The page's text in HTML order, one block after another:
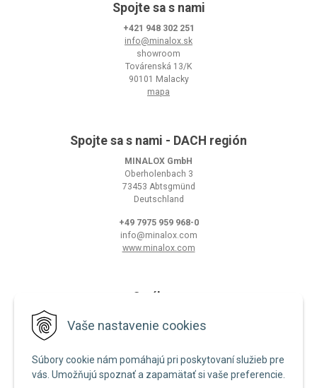
Vaše nastavenie cookies
Súbory cookie nám pomáhajú pri poskytovaní služieb pre
vás. Umožňujú spoznať a zapamätať si vaše preferencie.
Spojte sa s nami
+421 948 302 251
info@minalox.sk
showroom
Továrenská 13/K
90101 Malacky
mapa
Spojte sa s nami - DACH región
MINALOX GmbH
Oberholenbach 3
73453 Abtsgmünd
Deutschland
+49 7975 959 968-0
info@minalox.com
www.minalox.com
O nákupe
Zásady používania cookies